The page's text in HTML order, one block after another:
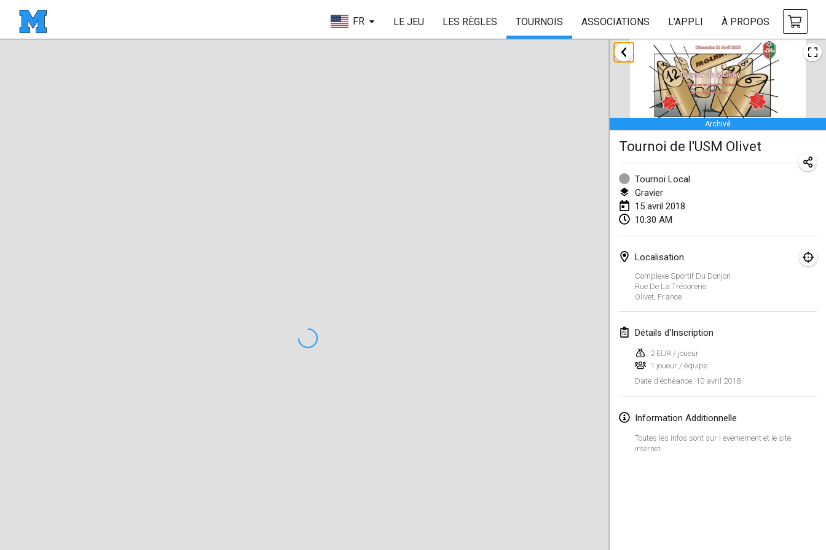
FR LE JEU LES RÈGLES TOURNOIS ASSOCIATIONS L'APPLI À PROPOS
Archivé
Tournoi de l'USM Olivet
Tournoi Local
Gravier
15 avril 2018
10:30 AM
Localisation
Complexe Sportif Du Donjon
Rue De La Trésorerie
Olivet, France
Détails d'Inscription
2 EUR / joueur
1 joueur / équipe
Date d'échéance: 10 avril 2018
Information Additionnelle
Toutes les infos sont sur l evemement et le site
internet
janvier 2018
Open des rois de Mölkky
21 janv. 2018|France
Individuel du Garo
21 janv. 2018 |France
Tournoi d'Hiver
27 janv. 2018
février 2018
Lumi Mölkky
Tournoi de la St Valentin
10 févr. 2018|
Faschings-Mölkky
11 févr. 2018|Allemagne
24 févr. 2018| République tchèque